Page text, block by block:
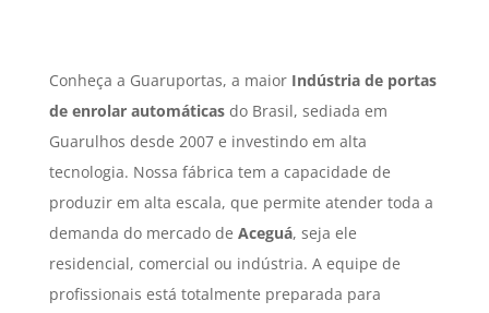
Conheça a Guaruportas, a maior Indústria de portas
de enrolar automáticasdo Brasil, sediada em
Guarulhos desde 2007 e investindo em alta
tecnologia. Nossa fábrica tem a capacidade de
produzir em alta escala, que permite atender toda a
demanda do mercado de Aceguá, seja ele
residencial, comercial ou indústria. A equipe de
profissionais está totalmente preparada para